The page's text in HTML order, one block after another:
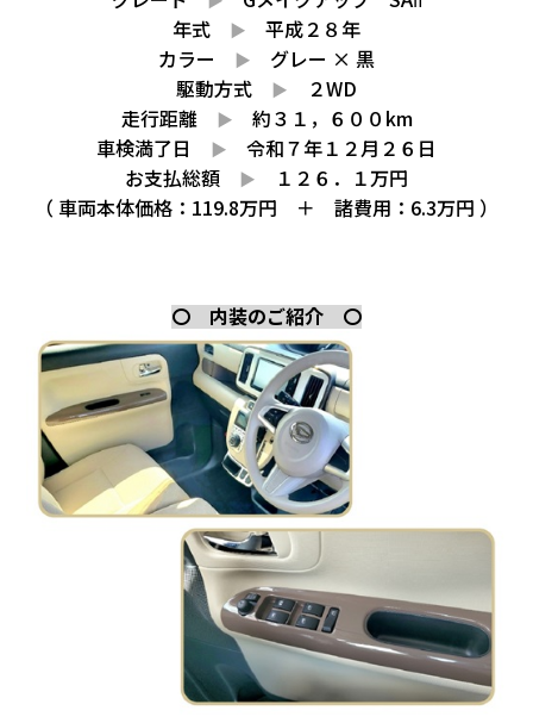
年式
▶
平成２８年
カラー
▶
グレー × 黒
駆動方式
▶
２WD
走行距離
▶
約３１，６００km
車検満了日
▶
令和７年１２月２６日
お支払総額
▶
１２６．１万円
（ 車両本体価格：119.8万円 ＋ 諸費用：6.3万円 ）
〇 内装のご紹介 〇